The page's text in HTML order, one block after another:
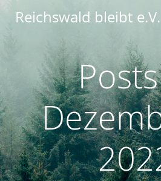
Inhalt
Reichswald bleibt e.V.